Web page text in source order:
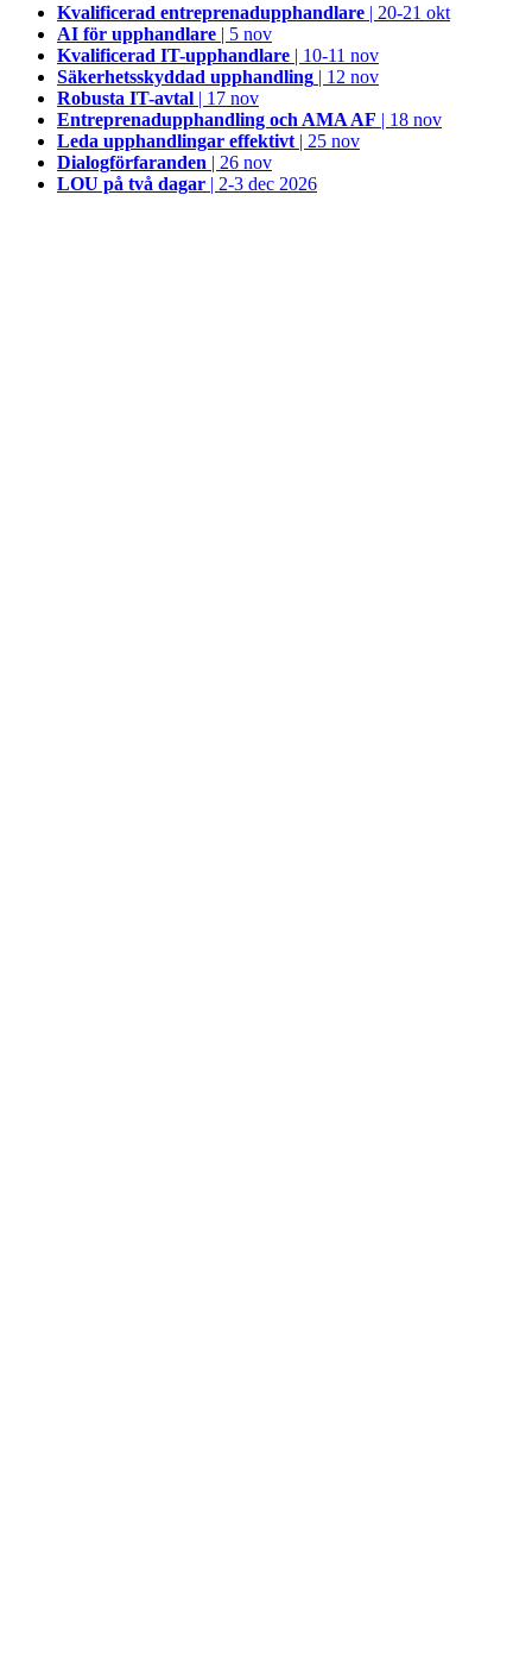
Kvalificerad entreprenad­upphandlare | 20-21 okt
AI för upphandlare | 5 nov
Kvalificerad IT-upphandlare | 10-11 nov
Säkerhetsskyddad upphandling | 12 nov
Robusta IT-avtal | 17 nov
Entreprenadupphandling och AMA AF | 18 nov
Leda upphandlingar effektivt | 25 nov
Dialogförfaranden | 26 nov
LOU på två dagar | 2-3 dec 2026